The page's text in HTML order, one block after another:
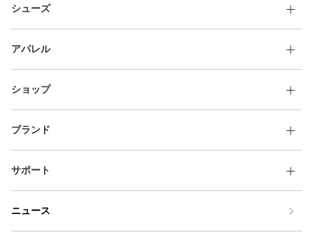
シューズ
アパレル
ショップ
ブランド
サポート
ニュース